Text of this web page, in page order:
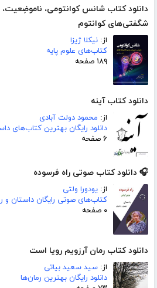
دانلود کتاب شانس کوانتومی، ناموضِعیت،
شگفتی‌های کوانتوم
از: نیکلا ژیزا
کتاب‌های علوم پایه
۱۸۹ صفحه
دانلود کتاب آینه
از: محمود دولت آبادی
دانلود رایگان بهترین کتاب‌های
۶ صفحه
🎧 دانلود کتاب صوتی راه فرسوده
از: یودورا ولتی
کتاب‌های صوتی رایگان داستان و
۰ صفحه
دانلود کتاب رمان آرزویم رویا است
از: سید سعید بیاتی
دانلود رایگان بهترین رمان‌ها